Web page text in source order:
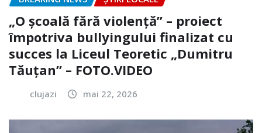
„O școală fără violență” – proiect
împotriva bullyingului finalizat cu
succes la Liceul Teoretic „Dumitru
Tăuțan” – FOTO.VIDEO
clujazi mai 22, 2026